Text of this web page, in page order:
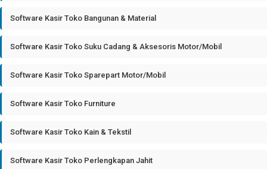
Software Kasir Toko Bangunan & Material
Software Kasir Toko Suku Cadang & Aksesoris Motor/Mobil
Software Kasir Toko Sparepart Motor/Mobil
Software Kasir Toko Furniture
Software Kasir Toko Kain & Tekstil
Software Kasir Toko Perlengkapan Jahit